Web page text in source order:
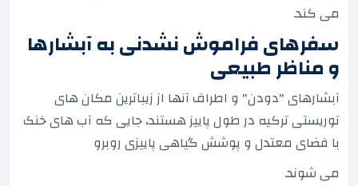
می کند.
سفرهای فراموش نشدنی به آبشارها
و مناظر طبیعی
آبشارهای "دودن" و اطراف آنها از زیباترین مکان های
توریستی ترکیه در طول پاییز هستند، جایی که آب های خنک
با فضای معتدل و پوشش گیاهی پاییزی روبرو
می شوند.